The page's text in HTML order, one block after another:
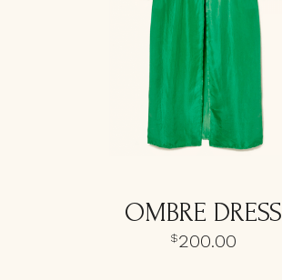
OMBRE DRESS
$200.00